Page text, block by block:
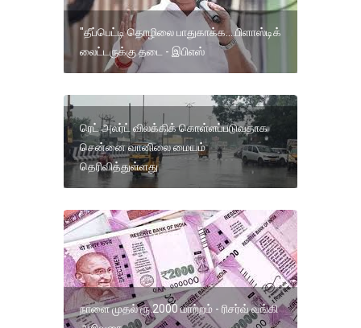
"தீப்பெட்டி தொழிலை பாதுகாக்க....பிளாஸ்டிக்
லைட்டருக்கு தடை - இபிஎஸ்
ரெட் அலர்ட் விலக்கிக் கொள்ளப்படுவதாக
சென்னை வானிலை மையம்
தெரிவித்துள்ளது
நாளை முதல் ரூ.2000 மாற்றம் - ரிசர்வ் வங்கி